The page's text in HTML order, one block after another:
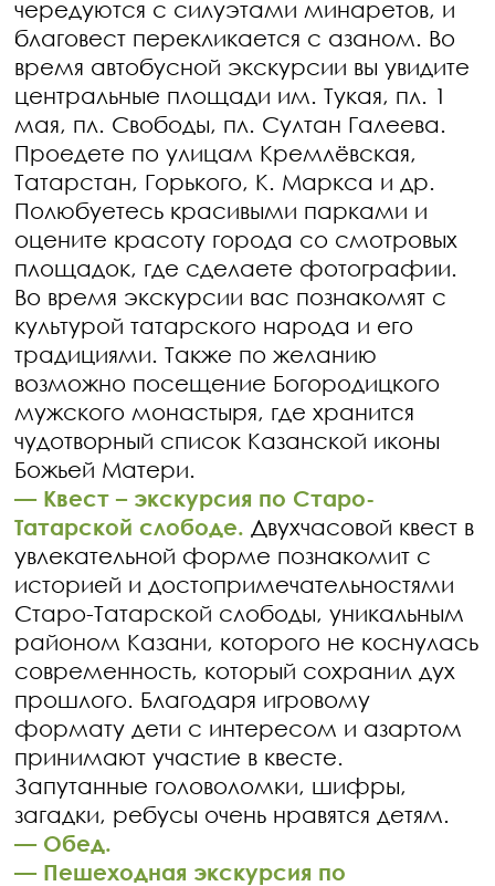
чередуются с силуэтами минаретов, и
благовест перекликается с азаном. Во
время автобусной экскурсии вы увидите
центральные площади им. Тукая, пл. 1
мая, пл. Свободы, пл. Султан Галеева.
Проедете по улицам Кремлёвская,
Татарстан, Горького, К. Маркса и др.
Полюбуетесь красивыми парками и
оцените красоту города со смотровых
площадок, где сделаете фотографии.
Во время экскурсии вас познакомят с
культурой татарского народа и его
традициями. Также по желанию
возможно посещение Богородицкого
мужского монастыря, где хранится
чудотворный список Казанской иконы
Божьей Матери.
— Квест – экскурсия по Старо-
Татарской слободе. Двухчасовой квест в
увлекательной форме познакомит с
историей и достопримечательностями
Старо-Татарской слободы, уникальным
районом Казани, которого не коснулась
современность, который сохранил дух
прошлого. Благодаря игровому
формату дети с интересом и азартом
принимают участие в квесте.
Запутанные головоломки, шифры,
загадки, ребусы очень нравятся детям.
— Обед.
— Пешеходная экскурсия по